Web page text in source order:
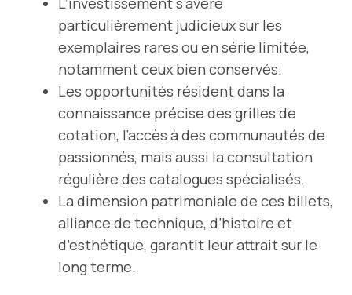
particulièrement judicieux sur les
exemplaires rares ou en série limitée,
notamment ceux bien conservés.
Les opportunités résident dans la
connaissance précise des grilles de
cotation, l’accès à des communautés de
passionnés, mais aussi la consultation
régulière des catalogues spécialisés.
La dimension patrimoniale de ces billets,
alliance de technique, d’histoire et
d’esthétique, garantit leur attrait sur le
long terme.